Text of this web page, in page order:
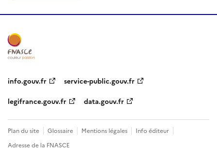
info.gouv.fr
service-public.gouv.fr
legifrance.gouv.fr
data.gouv.fr
Plan du site Glossaire Mentions légales
Info éditeur
Adresse de la FNASCE